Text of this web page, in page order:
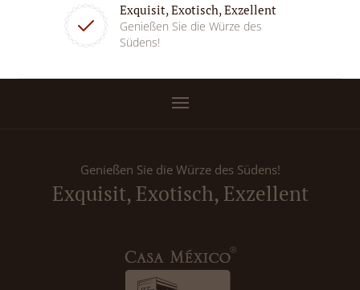
Exquisit, Exotisch, Exzellent
Genießen Sie die Würze des
Südens!
Genießen Sie die Würze des Südens!
Exquisit, Exotisch, Exzellent